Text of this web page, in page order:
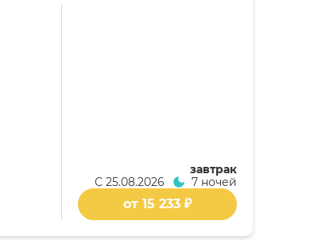
завтрак
С 25.08.2026 7 ночей
от 15 233 ₽